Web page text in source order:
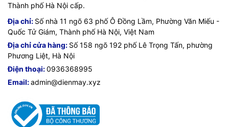
Thành phố Hà Nội cấp.
Địa chỉ: Số nhà 11 ngõ 63 phố Ô Đồng Lầm, Phường Văn Miếu -
Quốc Tử Giám, Thành phố Hà Nội, Việt Nam
Địa chỉ cửa hàng: Số 158 ngõ 192 phố Lê Trọng Tấn, phường
Phương Liệt, Hà Nội
Điện thoại:0936368995
Email:admin@dienmay.xyz